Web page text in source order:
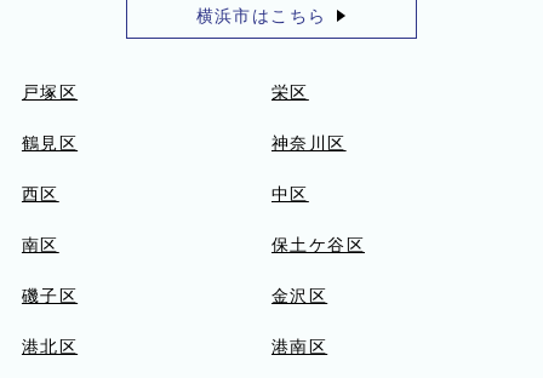
横浜市はこちら
戸塚区 栄区
鶴見区 神奈川区
西区 中区
南区 保土ケ谷区
磯子区 金沢区
港北区 港南区